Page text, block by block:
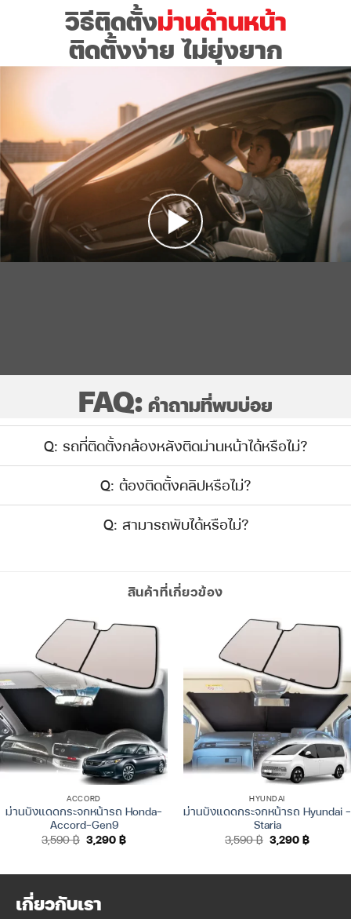
วิธีติดตั้งม่านด้านหน้า
ติดตั้งง่าย ไม่ยุ่งยาก
FAQ: คำถามที่พบบ่อย
Q: รถที่ติดตั้งกล้องหลังติดม่านหน้าได้หรือไม่?
Q: ต้องติดตั้งคลิปหรือไม่?
Q: สามารถพับได้หรือไม่?
สินค้าที่เกี่ยวข้อง
ACCORD
ม่านบังแดดกระจกหน้ารถ Honda-
Accord-Gen9
3,590฿ Original
price
3,290฿Current
price
HYUNDAI
ม่านบังแดดกระจกหน้ารถ Hyundai –
Staria
3,590฿ Original
price
3,290฿Current
price
เกี่ยวกับเรา